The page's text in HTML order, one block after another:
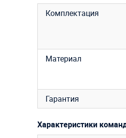
Комплектация
Материал
Гарантия
Характеристики